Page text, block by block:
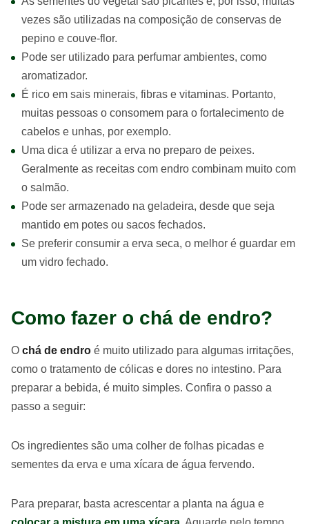
vezes são utilizadas na composição de conservas de
pepino e couve-flor.
Pode ser utilizado para perfumar ambientes, como
aromatizador.
É rico em sais minerais, fibras e vitaminas. Portanto,
muitas pessoas o consomem para o fortalecimento de
cabelos e unhas, por exemplo.
Uma dica é utilizar a erva no preparo de peixes.
Geralmente as receitas com endro combinam muito com
o salmão.
Pode ser armazenado na geladeira, desde que seja
mantido em potes ou sacos fechados.
Se preferir consumir a erva seca, o melhor é guardar em
um vidro fechado.
Como fazer o chá de endro?
O chá de endro é muito utilizado para algumas irritações,
como o tratamento de cólicas e dores no intestino. Para
preparar a bebida, é muito simples. Confira o passo a
passo a seguir:
Os ingredientes são uma colher de folhas picadas e
sementes da erva e uma xícara de água fervendo.
Para preparar, basta acrescentar a planta na água e